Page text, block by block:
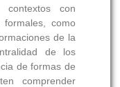
contextos con
como
de la
de los
de formas de
comprender